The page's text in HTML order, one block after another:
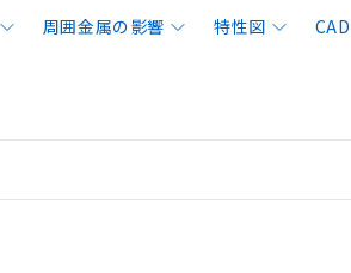
周囲金属の影響 特性図 CAD